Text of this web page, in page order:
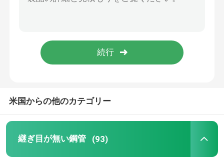
製品
米国からの他のカテゴリー
継ぎ目が無い鋼管 (93)